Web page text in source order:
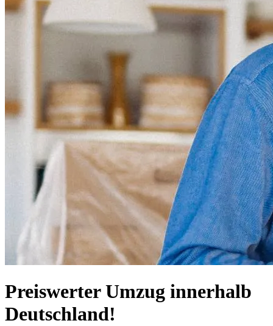
Preiswerter Umzug innerhalb
Deutschland!